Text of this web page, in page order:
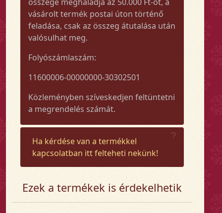
vásárolt termék postai úton történő
feladása, csak az összeg átutalása után
valósulhat meg.
Folyószámlaszám:
11600006-00000000-30302501
Közleményben szíveskedjen feltüntetni
a megrendelés számát.
Ha kérdése van a termékkel
kapcsolatban itt felteheti nekünk!
Ezek a termékek is érdekelhetik